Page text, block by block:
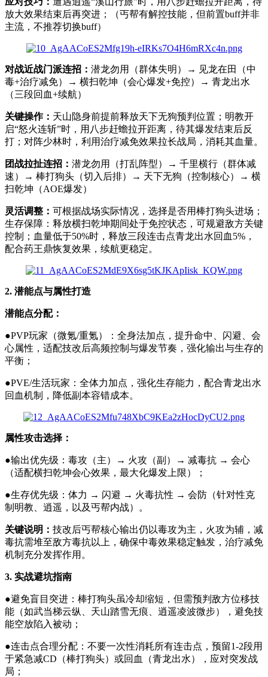
放大效果结束后再突进；（丐帮有解控技能，但前置buff并非
主流，不推荐切换buff）
对战近战门派连招： 潜龙勿用（群体失明）→ 见龙在田（中
毒+治疗减免）→ 横扫乾坤（会心爆发+免控）→ 青龙出水
（三段回血+续航）
关键操作： 天山隐身前提前释放天下无狗预判位置；明教开
启“怒火连斩”时，用八步赶蟾拉开距离，待其爆发结束后反
打；对阵少林时，利用治疗减免效果拉长战局，消耗其血量。
团战拉扯连招： 潜龙勿用（打乱阵型）→ 千里横行（群体减
速）→ 棒打狗头（切入后排）→ 天下无狗（控制核心）→ 横
扫乾坤（AOE爆发）
灵活调整： 可根据战场实际情况，选择是否用棒打狗头进场；
生存保障：释放横扫乾坤期间处于免控状态，可规避敌方关键
控制；血量低于50%时，释放三段连击点青龙出水回血5%，
配合药王鼎恢复效果，续航更稳定。
2. 潜能点与属性打造
潜能点分配：
●PVP玩家（微氪/重氪）：全身法加点，提升命中、闪避、会
心属性，适配技改后高频控制与爆发节奏，强化输出与生存的
平衡；
●PVE/生活玩家：全体力加点，强化生存能力，配合青龙出水
回血机制，降低副本容错成本。
属性攻击选择：
●输出优先级：毒攻（主）→ 火攻（副）→ 减毒抗 → 会心
（适配横扫乾坤会心效果，最大化爆发上限）；
●生存优先级：体力 → 闪避 → 火毒抗性 → 会防（针对性克
制明教、逍遥，以及丐帮内战）。
关键说明： 技改后丐帮核心输出仍以毒攻为主，火攻为辅，减
毒抗需堆至敌方毒抗以上，确保中毒效果稳定触发，治疗减免
机制充分发挥作用。
3. 实战避坑指南
●避免盲目突进：棒打狗头虽冷却缩短，但需预判敌方位移技
能（如武当梯云纵、天山踏雪无痕、逍遥凌波微步），避免技
能空放陷入被动；
●连击点合理分配：不要一次性消耗所有连击点，预留1-2段用
于紧急减CD（棒打狗头）或回血（青龙出水），应对突发战
局；